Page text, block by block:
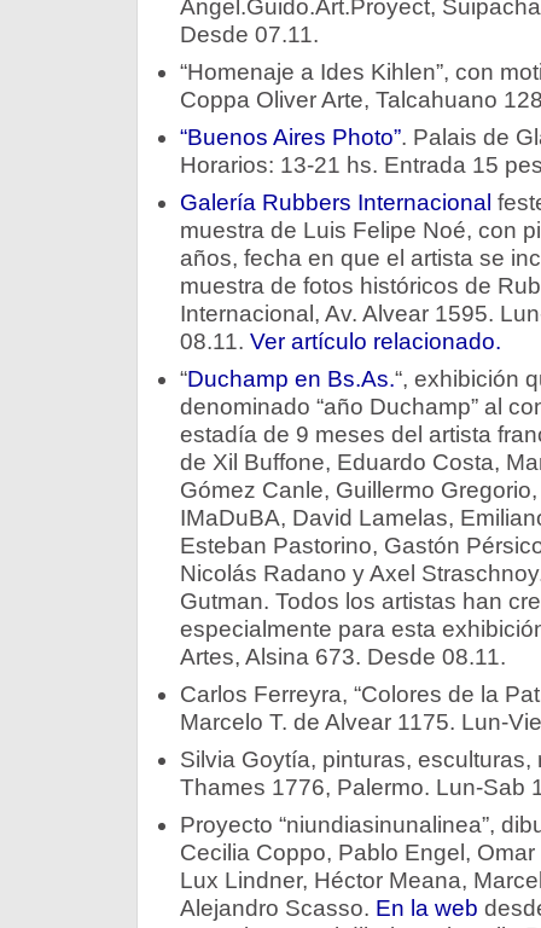
Angel.Guido.Art.Proyect,
Desde 07.11.
“Homenaje a Ides Kihlen”, con
Coppa Oliver Arte, Talcahuano
“Buenos Aires Photo”. Palais de
Horarios: 13-21 hs. Entrada 15
Galería Rubbers Internacional
muestra de Luis Felipe Noé, con
años, fecha en que el artista se
muestra de fotos históricos de
Internacional, Av. Alvear 1595.
08.11. Ver artículo relacionado.
“Duchamp en Bs.As.“, exhibición
denominado “año Duchamp” al
estadía de 9 meses del artista
de Xil Buffone, Eduardo Costa,
Gómez Canle, Guillermo
IMaDuBA, David Lamelas,
Esteban Pastorino, Gastón
Nicolás Radano y Axel
Gutman. Todos los artistas han
especialmente para esta
Artes, Alsina 673. Desde 08.11.
Carlos Ferreyra, “Colores de la
Marcelo T. de Alvear 1175. Lun-
Silvia Goytía, pinturas,
Thames 1776, Palermo. Lun-Sab
Proyecto “niundiasinunalinea”,
Cecilia Coppo, Pablo Engel,
Lux Lindner, Héctor Meana,
Alejandro Scasso. En la web